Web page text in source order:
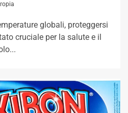
globali, proteggersi
cruciale per la salute e il